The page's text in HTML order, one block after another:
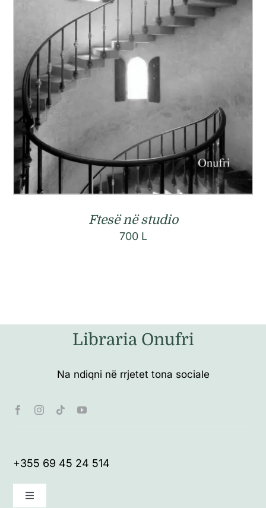
Ftesë në studio
700 L
Libraria Onufri
Na ndiqni në rrjetet tona sociale
+355 69 45 24 514
Toggle